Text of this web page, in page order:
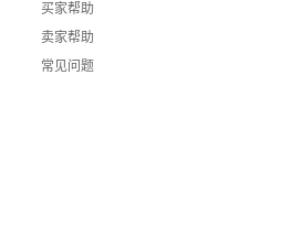
买家帮助
卖家帮助
常见问题